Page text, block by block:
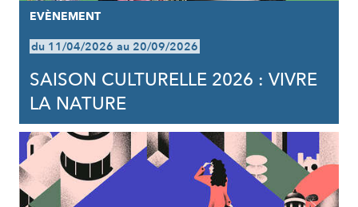
EVÈNEMENT
du 11/04/2026 au 20/09/2026
SAISON CULTURELLE 2026 : VIVRE
LA NATURE